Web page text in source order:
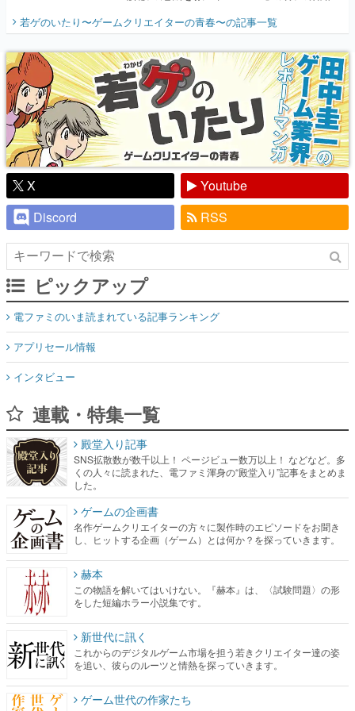
『少年ジャンプ』色だった【若ゲのいた
り】
若ゲのいたり〜ゲームクリエイターの青春〜の記事一覧
X
Youtube
Discord
RSS
ピックアップ
電ファミのいま読まれている記事ランキング
アプリセール情報
インタビュー
連載・特集一覧
殿堂入り記事
SNS拡散数が数千以上！ ページビュー数万以上！ などなど。多
くの人々に読まれた、電ファミ渾身の“殿堂入り”記事をまとめま
した。
ゲームの企画書
名作ゲームクリエイターの方々に製作時のエピソードをお聞き
し、ヒットする企画（ゲーム）とは何か？を探っていきます。
赫本
この物語を解いてはいけない。『赫本』は、〈試験問題〉の形
をした短編ホラー小説集です。
新世代に訊く
これからのデジタルゲーム市場を担う若きクリエイター達の姿
を追い、彼らのルーツと情熱を探っていきます。
ゲーム世代の作家たち